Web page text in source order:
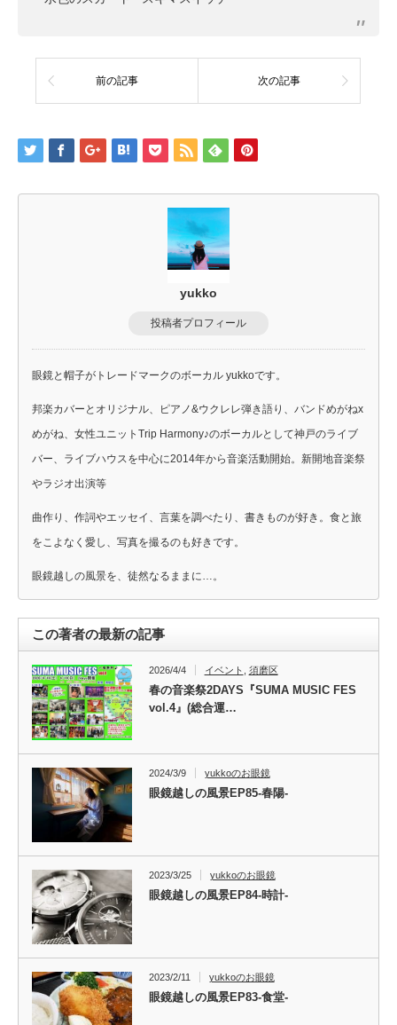
前の記事 次の記事
yukko
投稿者プロフィール
眼鏡と帽子がトレードマークのボーカル yukkoです。
邦楽カバーとオリジナル、ピアノ&ウクレレ弾き語り、バンドめがねx
めがね、女性ユニットTrip Harmony♪のボーカルとして神戸のライブ
バー、ライブハウスを中心に2014年から音楽活動開始。新開地音楽祭
やラジオ出演等
曲作り、作詞やエッセイ、言葉を調べたり、書きものが好き。食と旅
をこよなく愛し、写真を撮るのも好きです。
眼鏡越しの風景を、徒然なるままに…。
この著者の最新の記事
2026/4/4 イベント 須磨区
春の音楽祭2DAYS『SUMA MUSIC FES
vol.4』(総合運…
2024/3/9 yukkoのお眼鏡
眼鏡越しの風景EP85-春陽-
2023/3/25 yukkoのお眼鏡
眼鏡越しの風景EP84-時計-
2023/2/11 yukkoのお眼鏡
眼鏡越しの風景EP83-食堂-